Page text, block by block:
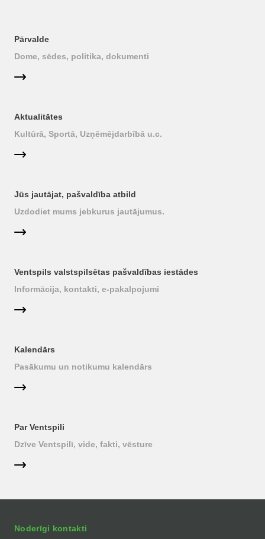
Pārvalde
Dome, sēdes, politika, dokumenti
Aktualitātes
Kultūrā, Sportā, Uzņēmējdarbībā u.c.
Jūs jautājat, pašvaldība atbild
Uzdodiet mums jebkurus jautājumus.
Ventspils valstspilsētas pašvaldības iestādes
Informācija, kontakti, e-pakalpojumi
Kalendārs
Pasākumu un notikumu kalendārs
Par Ventspili
Dzīve Ventspilī, vide, fakti, vēsture
Noderīgi kontakti